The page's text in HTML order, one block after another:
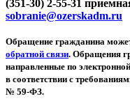
(351-30) 2-55-31
sobranie@ozerskadm.ru
Обращение гражданина
обратной связи. Обращения
направленные по
в соответствии с
№ 59-ФЗ.